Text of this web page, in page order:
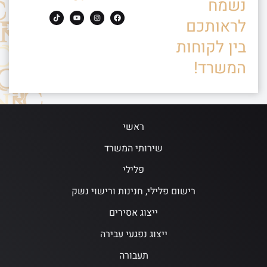
נשמח
לראותכם
בין לקוחות
המשרד!
ראשי
שירותי המשרד
פלילי
רישום פלילי, חנינות ורישוי נשק
ייצוג אסירים
ייצוג נפגעי עבירה
תעבורה